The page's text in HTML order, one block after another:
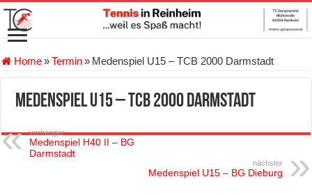
Home»Termin» Medenspiel U15 – TCB 2000 Darmstadt
Medenspiel U15 – TCB 2000 Darmstadt
vorheriger
Medenspiel H40 II – BG
Darmstadt
nächster
Medenspiel U15 – BG Dieburg